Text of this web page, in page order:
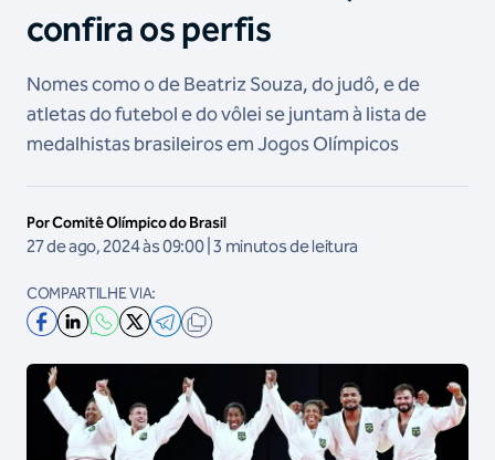
confira os perfis
Nomes como o de Beatriz Souza, do judô, e de
atletas do futebol e do vôlei se juntam à lista de
medalhistas brasileiros em Jogos Olímpicos
Por Comitê Olímpico do Brasil
27 de ago, 2024 às 09:00 | 3 minutos de leitura
COMPARTILHE VIA: